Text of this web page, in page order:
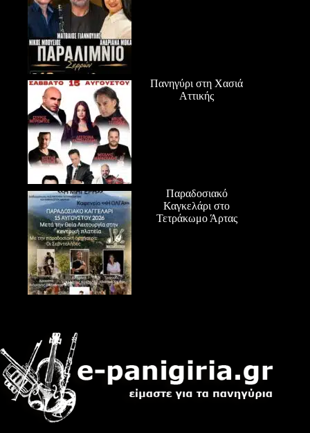
Πανηγύρι στη Χασιά
Αττικής
Παραδοσιακό
Καγκελάρι στο
Τετράκωμο Άρτας